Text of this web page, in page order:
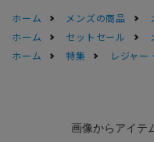
ホーム メンズの商品
ホーム
セットセール
ホーム
特集 レジャ